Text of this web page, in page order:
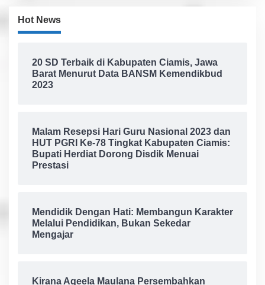
Hot News
20 SD Terbaik di Kabupaten Ciamis, Jawa
Barat Menurut Data BANSM Kemendikbud
2023
Malam Resepsi Hari Guru Nasional 2023 dan
HUT PGRI Ke-78 Tingkat Kabupaten Ciamis:
Bupati Herdiat Dorong Disdik Menuai
Prestasi
Mendidik Dengan Hati: Membangun Karakter
Melalui Pendidikan, Bukan Sekedar
Mengajar
Kirana Aqeela Maulana Persembahkan